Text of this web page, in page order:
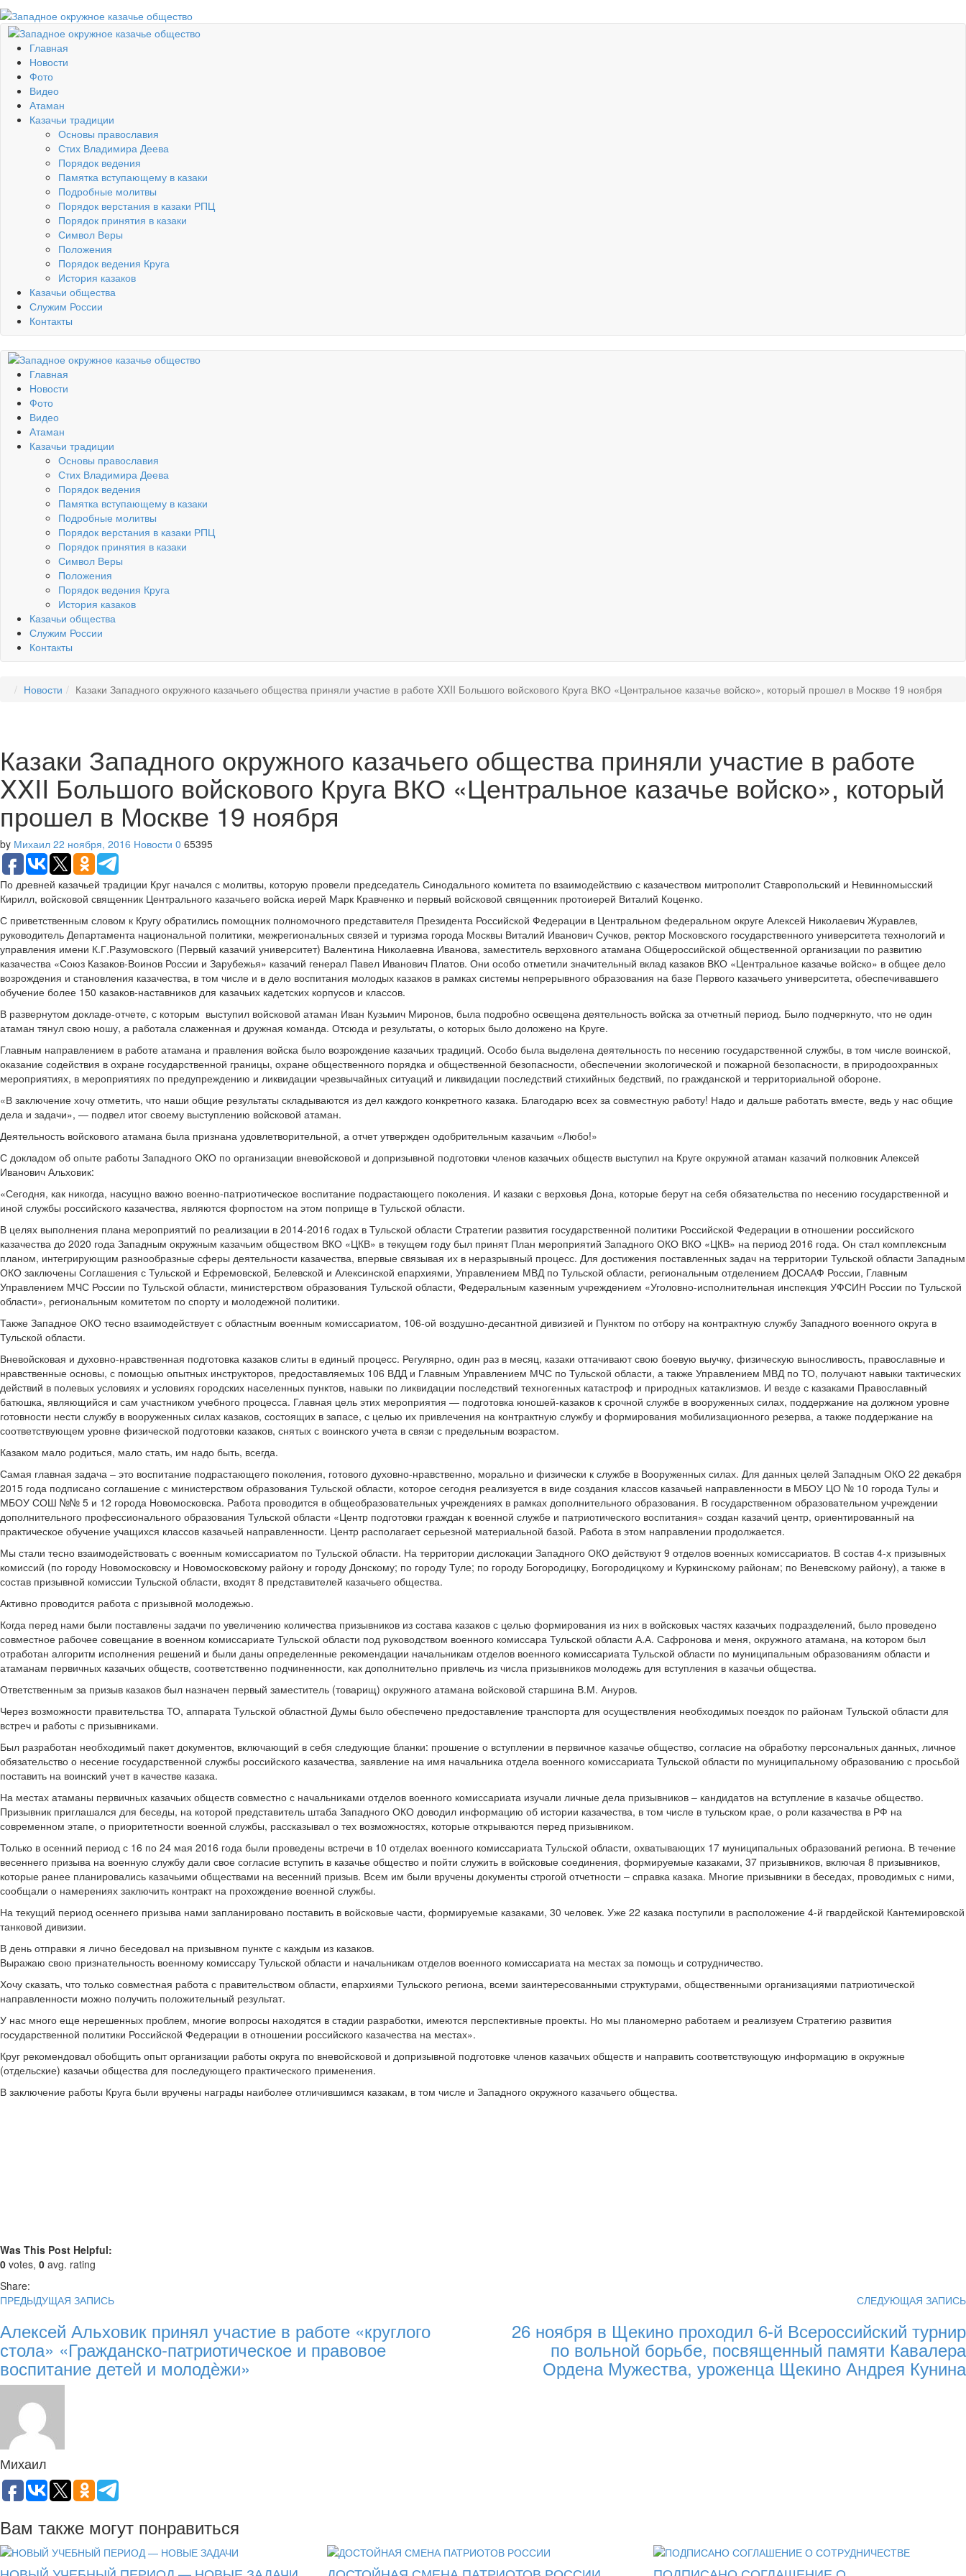
Главная
Новости
Фото
Видео
Атаман
Казачьи традиции
Основы православия
Стих Владимира Деева
Порядок ведения
Памятка вступающему в казаки
Подробные молитвы
Порядок верстания в казаки РПЦ
Порядок принятия в казаки
Символ Веры
Положения
Порядок ведения Круга
История казаков
Казачьи общества
Служим России
Контакты
Главная
Новости
Фото
Видео
Атаман
Казачьи традиции
Основы православия
Стих Владимира Деева
Порядок ведения
Памятка вступающему в казаки
Подробные молитвы
Порядок верстания в казаки РПЦ
Порядок принятия в казаки
Символ Веры
Положения
Порядок ведения Круга
История казаков
Казачьи общества
Служим России
Контакты
Новости Казаки Западного окружного казачьего общества приняли участие в работе XXII Большого войскового Круга ВКО «Центральное казачье войско», который прошел в Москве 19 ноября
Казаки Западного окружного казачьего общества приняли участие в работе
XXII Большого войскового Круга ВКО «Центральное казачье войско», который
прошел в Москве 19 ноября
by Михаил 22 ноября, 2016 Новости 0 65395
По древней казачьей традиции Круг начался с молитвы, которую провели председатель Синодального комитета по взаимодействию с казачеством митрополит Ставропольский и Невинномысский
Кирилл, войсковой священник Центрального казачьего войска иерей Марк Кравченко и первый войсковой священник протоиерей Виталий Коценко.
С приветственным словом к Кругу обратились помощник полномочного представителя Президента Российской Федерации в Центральном федеральном округе Алексей Николаевич Журавлев,
руководитель Департамента национальной политики, межрегиональных связей и туризма города Москвы Виталий Иванович Сучков, ректор Московского государственного университета технологий и
управления имени К.Г.Разумовского (Первый казачий университет) Валентина Николаевна Иванова, заместитель верховного атамана Общероссийской общественной организации по развитию
казачества «Союз Казаков-Воинов России и Зарубежья» казачий генерал Павел Иванович Платов. Они особо отметили значительный вклад казаков ВКО «Центральное казачье войско» в общее дело
возрождения и становления казачества, в том числе и в дело воспитания молодых казаков в рамках системы непрерывного образования на базе Первого казачьего университета, обеспечивавшего
обучение более 150 казаков-наставников для казачьих кадетских корпусов и классов.
В развернутом докладе-отчете, с которым выступил войсковой атаман Иван Кузьмич Миронов, была подробно освещена деятельность войска за отчетный период. Было подчеркнуто, что не один
атаман тянул свою ношу, а работала слаженная и дружная команда. Отсюда и результаты, о которых было доложено на Круге.
Главным направлением в работе атамана и правления войска было возрождение казачьих традиций. Особо была выделена деятельность по несению государственной службы, в том числе воинской,
оказание содействия в охране государственной границы, охране общественного порядка и общественной безопасности, обеспечении экологической и пожарной безопасности, в природоохранных
мероприятиях, в мероприятиях по предупреждению и ликвидации чрезвычайных ситуаций и ликвидации последствий стихийных бедствий, по гражданской и территориальной обороне.
«В заключение хочу отметить, что наши общие результаты складываются из дел каждого конкретного казака. Благодарю всех за совместную работу! Надо и дальше работать вместе, ведь у нас общие
дела и задачи», — подвел итог своему выступлению войсковой атаман.
Деятельность войскового атамана была признана удовлетворительной, а отчет утвержден одобрительным казачьим «Любо!»
С докладом об опыте работы Западного ОКО по организации вневойсковой и допризывной подготовки членов казачьих обществ выступил на Круге окружной атаман казачий полковник Алексей
Иванович Альховик:
«Сегодня, как никогда, насущно важно военно-патриотическое воспитание подрастающего поколения. И казаки с верховья Дона, которые берут на себя обязательства по несению государственной и
иной службы российского казачества, являются форпостом на этом поприще в Тульской области.
В целях выполнения плана мероприятий по реализации в 2014-2016 годах в Тульской области Стратегии развития государственной политики Российской Федерации в отношении российского
казачества до 2020 года Западным окружным казачьим обществом ВКО «ЦКВ» в текущем году был принят План мероприятий Западного ОКО ВКО «ЦКВ» на период 2016 года. Он стал комплексным
планом, интегрирующим разнообразные сферы деятельности казачества, впервые связывая их в неразрывный процесс. Для достижения поставленных задач на территории Тульской области Западным
ОКО заключены Соглашения с Тульской и Ефремовской, Белевской и Алексинской епархиями, Управлением МВД по Тульской области, региональным отделением ДОСААФ России, Главным
Управлением МЧС России по Тульской области, министерством образования Тульской области, Федеральным казенным учреждением «Уголовно-исполнительная инспекция УФСИН России по Тульской
области», региональным комитетом по спорту и молодежной политики.
Также Западное ОКО тесно взаимодействует с областным военным комиссариатом, 106-ой воздушно-десантной дивизией и Пунктом по отбору на контрактную службу Западного военного округа в
Тульской области.
Вневойсковая и духовно-нравственная подготовка казаков слиты в единый процесс. Регулярно, один раз в месяц, казаки оттачивают свою боевую выучку, физическую выносливость, православные и
нравственные основы, с помощью опытных инструкторов, предоставляемых 106 ВДД и Главным Управлением МЧС по Тульской области, а также Управлением МВД по ТО, получают навыки тактических
действий в полевых условиях и условиях городских населенных пунктов, навыки по ликвидации последствий техногенных катастроф и природных катаклизмов. И везде с казаками Православный
батюшка, являющийся и сам участником учебного процесса. Главная цель этих мероприятия — подготовка юношей-казаков к срочной службе в вооруженных силах, поддержание на должном уровне
готовности нести службу в вооруженных силах казаков, состоящих в запасе, с целью их привлечения на контрактную службу и формирования мобилизационного резерва, а также поддержание на
соответствующем уровне физической подготовки казаков, снятых с воинского учета в связи с предельным возрастом.
Казаком мало родиться, мало стать, им надо быть, всегда.
Самая главная задача – это воспитание подрастающего поколения, готового духовно-нравственно, морально и физически к службе в Вооруженных силах. Для данных целей Западным ОКО 22 декабря
2015 года подписано соглашение с министерством образования Тульской области, которое сегодня реализуется в виде создания классов казачьей направленности в МБОУ ЦО № 10 города Тулы и
МБОУ СОШ №№ 5 и 12 города Новомосковска. Работа проводится в общеобразовательных учреждениях в рамках дополнительного образования. В государственном образовательном учреждении
дополнительного профессионального образования Тульской области «Центр подготовки граждан к военной службе и патриотического воспитания» создан казачий центр, ориентированный на
практическое обучение учащихся классов казачьей направленности. Центр располагает серьезной материальной базой. Работа в этом направлении продолжается.
Мы стали тесно взаимодействовать с военным комиссариатом по Тульской области. На территории дислокации Западного ОКО действуют 9 отделов военных комиссариатов. В состав 4-х призывных
комиссий (по городу Новомосковску и Новомосковскому району и городу Донскому; по городу Туле; по городу Богородицку, Богородицкому и Куркинскому районам; по Веневскому району), а также в
состав призывной комиссии Тульской области, входят 8 представителей казачьего общества.
Активно проводится работа с призывной молодежью.
Когда перед нами были поставлены задачи по увеличению количества призывников из состава казаков с целью формирования из них в войсковых частях казачьих подразделений, было проведено
совместное рабочее совещание в военном комиссариате Тульской области под руководством военного комиссара Тульской области А.А. Сафронова и меня, окружного атамана, на котором был
отработан алгоритм исполнения решений и были даны определенные рекомендации начальникам отделов военного комиссариата Тульской области по муниципальным образованиям области и
атаманам первичных казачьих обществ, соответственно подчиненности, как дополнительно привлечь из числа призывников молодежь для вступления в казачьи общества.
Ответственным за призыв казаков был назначен первый заместитель (товарищ) окружного атамана войсковой старшина В.М. Ануров.
Через возможности правительства ТО, аппарата Тульской областной Думы было обеспечено предоставление транспорта для осуществления необходимых поездок по районам Тульской области для
встреч и работы с призывниками.
Был разработан необходимый пакет документов, включающий в себя следующие бланки: прошение о вступлении в первичное казачье общество, согласие на обработку персональных данных, личное
обязательство о несение государственной службы российского казачества, заявление на имя начальника отдела военного комиссариата Тульской области по муниципальному образованию с просьбой
поставить на воинский учет в качестве казака.
На местах атаманы первичных казачьих обществ совместно с начальниками отделов военного комиссариата изучали личные дела призывников – кандидатов на вступление в казачье общество.
Призывник приглашался для беседы, на которой представитель штаба Западного ОКО доводил информацию об истории казачества, в том числе в тульском крае, о роли казачества в РФ на
современном этапе, о приоритетности военной службы, рассказывал о тех возможностях, которые открываются перед призывником.
Только в осенний период с 16 по 24 мая 2016 года были проведены встречи в 10 отделах военного комиссариата Тульской области, охватывающих 17 муниципальных образований региона. В течение
весеннего призыва на военную службу дали свое согласие вступить в казачье общество и пойти служить в войсковые соединения, формируемые казаками, 37 призывников, включая 8 призывников,
которые ранее планировались казачьими обществами на весенний призыв. Всем им были вручены документы строгой отчетности – справка казака. Многие призывники в беседах, проводимых с ними,
сообщали о намерениях заключить контракт на прохождение военной службы.
На текущий период осеннего призыва нами запланировано поставить в войсковые части, формируемые казаками, 30 человек. Уже 22 казака поступили в расположение 4-й гвардейской Кантемировской
танковой дивизии.
В день отправки я лично беседовал на призывном пункте с каждым из казаков.
Выражаю свою признательность военному комиссару Тульской области и начальникам отделов военного комиссариата на местах за помощь и сотрудничество.
Хочу сказать, что только совместная работа с правительством области, епархиями Тульского региона, всеми заинтересованными структурами, общественными организациями патриотической
направленности можно получить положительный результат.
У нас много еще нерешенных проблем, многие вопросы находятся в стадии разработки, имеются перспективные проекты. Но мы планомерно работаем и реализуем Стратегию развития
государственной политики Российской Федерации в отношении российского казачества на местах».
Круг рекомендовал обобщить опыт организации работы округа по вневойсковой и допризывной подготовке членов казачьих обществ и направить соответствующую информацию в окружные
(отдельские) казачьи общества для последующего практического применения.
В заключение работы Круга были вручены награды наиболее отличившимся казакам, в том числе и Западного окружного казачьего общества.
Was This Post Helpful:
0 votes, 0 avg. rating
Share:
ПРЕДЫДУЩАЯ ЗАПИСЬ
Алексей Альховик принял участие в работе «круглого
стола» «Гражданско-патриотическое и правовое
воспитание детей и молодѐжи»
СЛЕДУЮЩАЯ ЗАПИСЬ
26 ноября в Щекино проходил 6-й Всероссийский турнир
по вольной борьбе, посвященный памяти Кавалера
Ордена Мужества, уроженца Щекино Андрея Кунина
Михаил
Вам также могут понравиться